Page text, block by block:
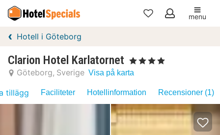
Mina
menu
Hotell i Göteborg
Clarion Hotel Karlatornet , 4 Stjärnor
Göteborg Sverige Visa på karta
tillägg Faciliteter Hotellinformation Recensioner (1)